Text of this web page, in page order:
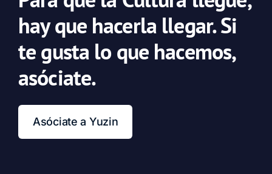
hay que hacerla llegar. Si
te gusta lo que hacemos,
asóciate.
Asóciate a Yuzin